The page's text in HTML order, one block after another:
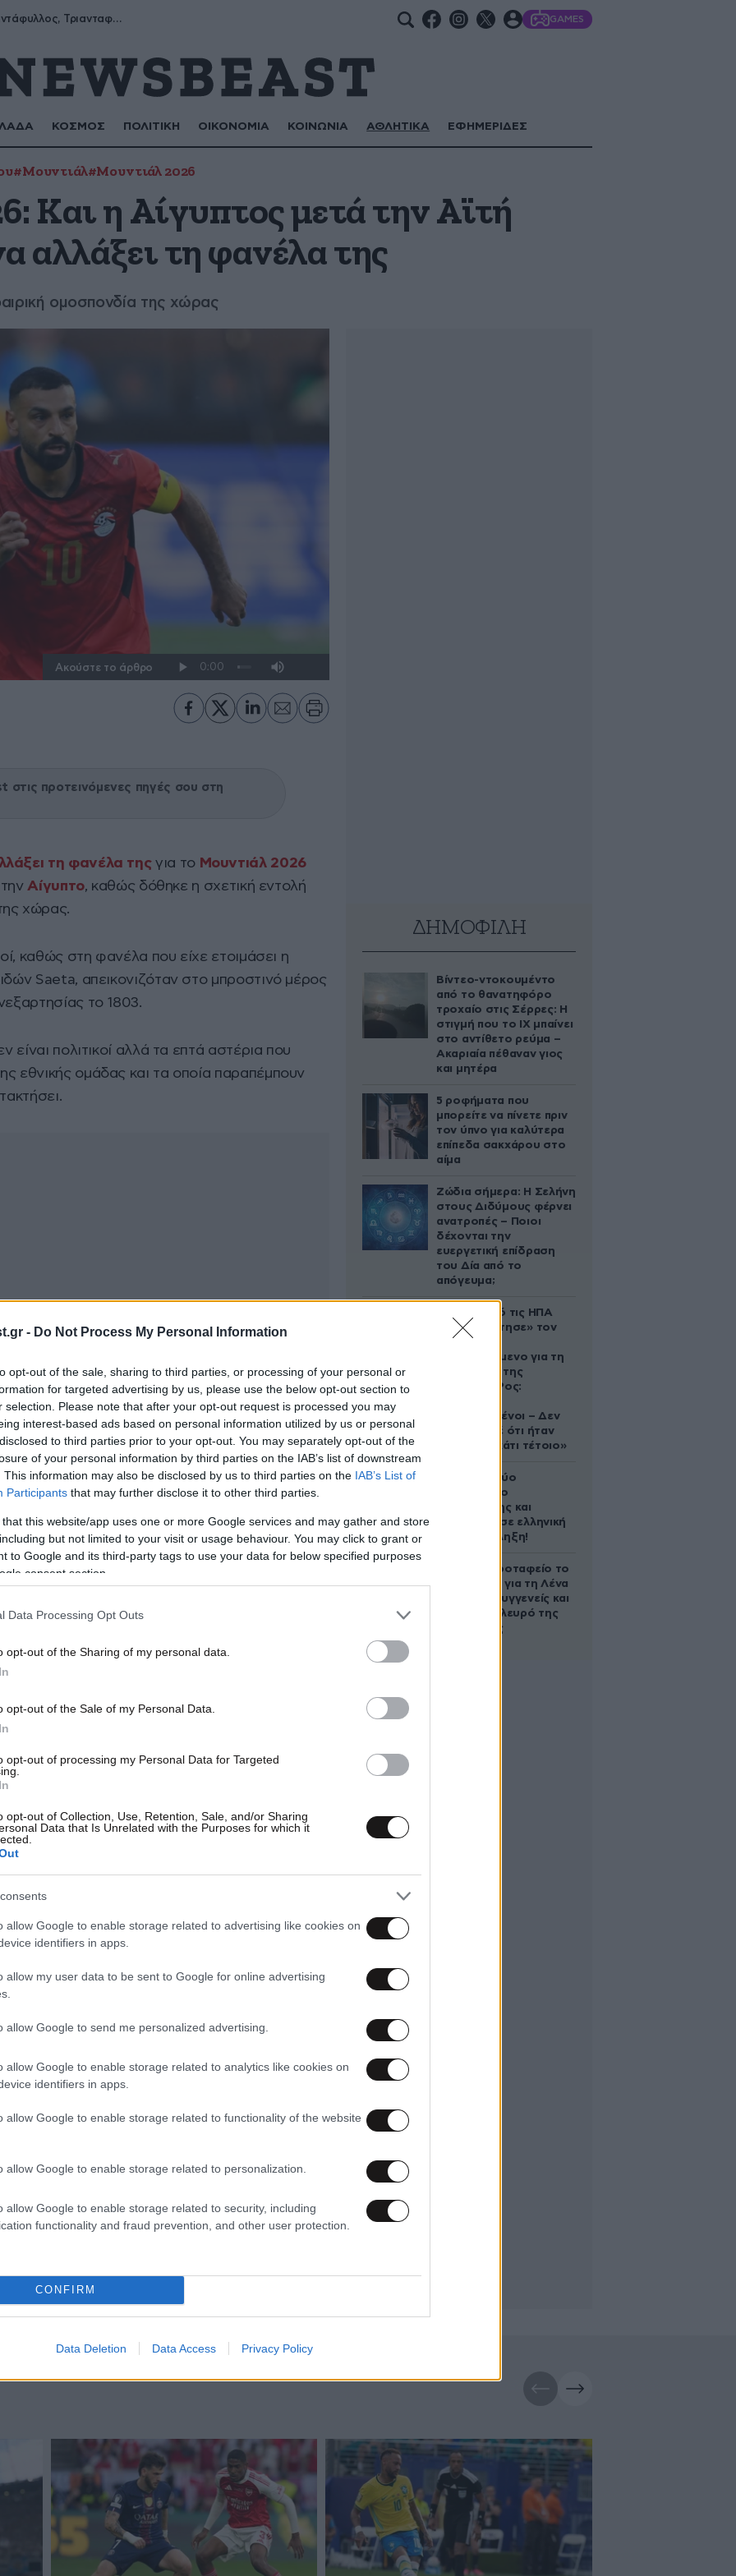
- Do Not Process My Personal Information
opt-out of the sale, sharing to third parties, or processing of your personal or
for targeted advertising by us, please use the below opt-out section to
selection. Please note that after your opt-out request is processed you may
interest-based ads based on personal information utilized by us or personal
to third parties prior to your opt-out. You may separately opt-out of the
of your personal information by third parties on the IAB’s list of downstream
This information may also be disclosed by us to third parties on the IAB’s List of
Participants that may further disclose it to other third parties.
that this website/app uses one or more Google services and may gather and store
but not limited to your visit or usage behaviour. You may click to grant or
to Google and its third-party tags to use your data for below specified purposes
consent section.
Data Processing Opt Outs
opt-out of the Sharing of my personal data.
opt-out of the Sale of my Personal Data.
opt-out of processing my Personal Data for Targeted
opt-out of Collection, Use, Retention, Sale, and/or Sharing
Data that Is Unrelated with the Purposes for which it
allow Google to enable storage related to advertising like cookies on
identifiers in apps.
allow my user data to be sent to Google for online advertising
allow Google to send me personalized advertising.
allow Google to enable storage related to analytics like cookies on
identifiers in apps.
allow Google to enable storage related to functionality of the website
allow Google to enable storage related to personalization.
allow Google to enable storage related to security, including
functionality and fraud prevention, and other user protection.
CONFIRM
Data Deletion Data Access Privacy Policy
Μύρων, Τριαντάφυλλος, Τριανταφυλλιά, Φυλλιώ, Ρόζα GAMES
ΚΟΣΜΟΣ ΠΟΛΙΤΙΚΗ ΟΙΚΟΝΟΜΙΑ ΚΟΙΝΩΝΙΑ ΑΘΛΗΤΙΚΑ ΕΦΗΜΕΡΙΔΕΣ
#Μουντιάλ#Μουντιάλ 2026
Και η Αίγυπτος μετά την Αϊτή
αλλάξει τη φανέλα της
ομοσπονδία της χώρας
Ακούστε το άρθρο
στις προτεινόμενες πηγές σου στη
τη φανέλα τηςγια το Μουντιάλ 2026
τηνΑίγυπτο, καθώς δόθηκε η σχετική εντολή
χώρας.
καθώς στη φανέλα που είχε ετοιμάσει η
Saeta, απεικονιζόταν στο μπροστινό μέρος
το 1803.
είναι πολιτικοί αλλά τα επτά αστέρια που
εθνικής ομάδας και τα οποία παραπέμπουν
και ήθελε να το τονίσει αυτό, η FIFA
στις φανέλες μόνο αν αναφέρονται σε
Όχι για το Euro, το Copa Africa, το Copa
ομοσπονδία της Αιγύπτου για αλλαγή
αναμένεται να γίνει άμεσα.
ανάγκασε την Αϊτή να αλλάξει τη φανέλα
ΔΗΜΟΦΙΛΗ
Βίντεο-ντοκουμέντο
από το θανατηφόρο
τροχαίο στις Σέρρες: Η
στιγμή που το ΙΧ μπαίνει
στο αντίθετο ρεύμα –
Ακαριαία πέθαναν γιος
και μητέρα
5 ροφήματα που
μπορείτε να πίνετε πριν
τον ύπνο για καλύτερα
επίπεδα σακχάρου στο
αίμα
Ζώδια σήμερα: Η Σελήνη
στους Διδύμους φέρνει
ανατροπές – Ποιοι
δέχονται την
ευεργετική επίδραση
του Δία από το
απόγευμα;
Ζευγάρι από τις ΗΠΑ
που «υιοθέτησε» τον
κατηγορούμενο για τη
δολοφονία της
Ελίζαμπεθ Ρος:
συντετριμμένοι – Δεν
έδειξε ποτέ ότι ήταν
ικανός για κάτι τέτοιο»
Ακυρώνει δύο
συμβόλαια ο
Λαρεντζάκης και
υπογράφει σε ελληνική
ομάδα-έκπληξη!
Στο Α’ Νεκροταφείο το
μνημόσυνο για τη Λένα
Σαμαρά – Συγγενείς και
φίλοι στο πλευρό της
οικογένειας